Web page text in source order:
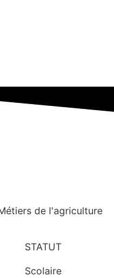
de l'agriculture
STATUT
Scolaire